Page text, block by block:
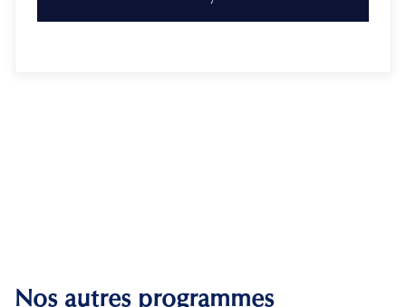
Nos autres programmes